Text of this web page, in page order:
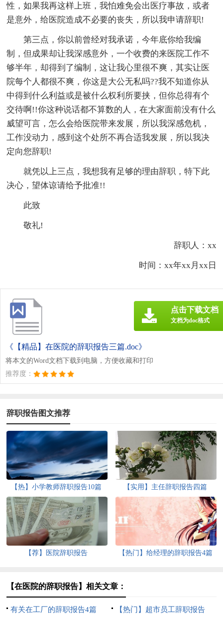
性，如果我再这样上班，我怕难免会出医疗事故，或者
是意外，给医院造成不必要的丧失，所以我申请辞职!
第三点，你以前曾经对我承诺，今年底你给我编
制，但成果却让我深感意外，一个收费的来医院工作不
够半年，却得到了编制，这让我心里很不爽，其实让医
院每个人都很不爽，你这是大公无私吗??我不知道你从
中得到什么利益或是被什么权利所要挟，但你总得有个
交待啊!!你这种说话都不算数的人，在大家面前没有什么
威望可言，怎么会给医院带来发展，所以我深感危机，
工作没动力，感到这个处所不再合适我发展，所以我决
定向您辞职!
就凭以上三点，我想我有足够的理由辞职，特下此
决心，望体谅请给予批准!!
此致
敬礼!
辞职人：xx
时间：xx年xx月xx日
《【精品】在医院的辞职报告三篇.doc》
将本文的Word文档下载到电脑，方便收藏和打印
推荐度：
点击下载文档
文档为doc格式
辞职报告图文推荐
【热】小学教师辞职报告10篇 【实用】主任辞职报告四篇
【荐】医院辞职报告 【热门】给经理的辞职报告4篇
【在医院的辞职报告】相关文章：
有关在工厂的辞职报告4篇 【热门】超市员工辞职报告